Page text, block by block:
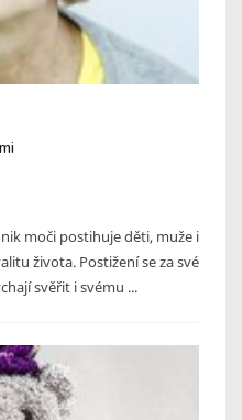
moči postihuje děti, muže i
života. Postižení se za své
svěřit i svému ...